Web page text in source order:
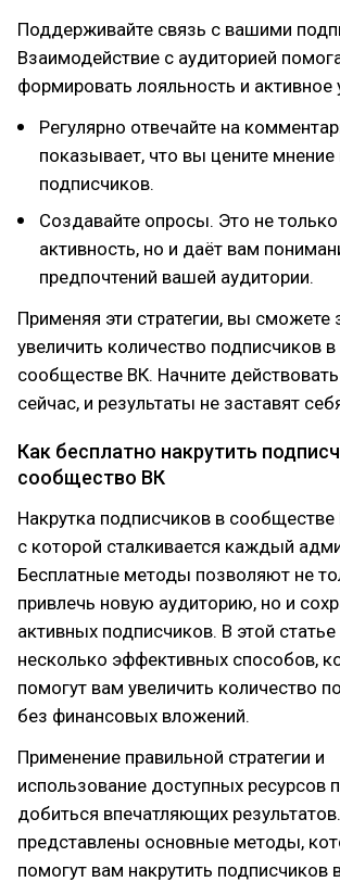
Поддерживайте связь с вашими
Взаимодействие с аудиторией
формировать лояльность и активное
Регулярно отвечайте на
показывает, что вы цените
подписчиков.
Создавайте опросы. Это не только
активность, но и даёт вам
предпочтений вашей аудитории.
Применяя эти стратегии, вы сможете
увеличить количество подписчиков
сообществе ВК. Начните
сейчас, и результаты не заставят
Как бесплатно накрутить
сообщество ВК
Накрутка подписчиков в
с которой сталкивается каждый
Бесплатные методы позволяют не
привлечь новую аудиторию, но и
активных подписчиков. В этой
несколько эффективных способов,
помогут вам увеличить количество
без финансовых вложений.
Применение правильной стратегии и
использование доступных ресурсов
добиться впечатляющих
представлены основные методы,
помогут вам накрутить подписчиков